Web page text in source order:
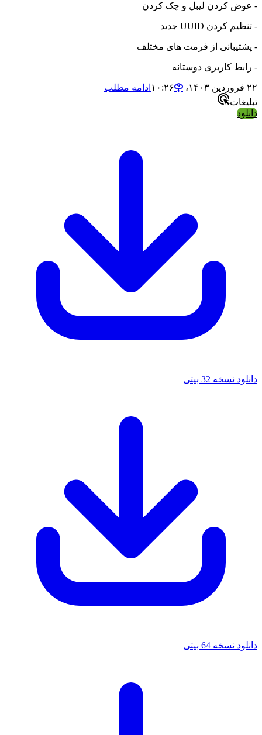
- عوض کردن لیبل و چک کردن
- تنظیم کردن UUID جدید
- پشتیبانی از فرمت های مختلف
- رابط کاربری دوستانه
۲۲ فروردین ۱۴۰۳،‏ ۱۰:۲۶
ادامه مطلب
تبلیغات
دانلود
دانلود نسخه 32 بیتی
دانلود نسخه 64 بیتی